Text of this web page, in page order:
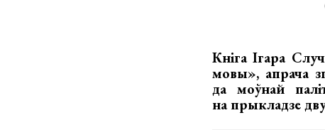
Кніга Ігара
мовы», апрача
да моўнай
на прыкладзе